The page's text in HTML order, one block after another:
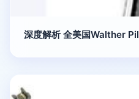
深度解析 全美国Walther